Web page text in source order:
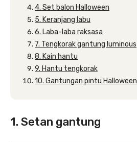
4. Set balon Halloween
5. Keranjang labu
6. Laba-laba raksasa
7. Tengkorak gantung luminous
8. Kain hantu
9. Hantu tengkorak
10. Gantungan pintu Halloween
1. Setan gantung